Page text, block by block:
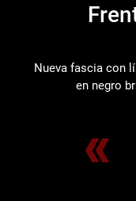
Nueva fascia con
en negro